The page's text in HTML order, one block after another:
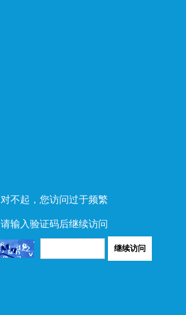
对不起，您访问过于频繁
请输入验证码后继续访问
继续访问